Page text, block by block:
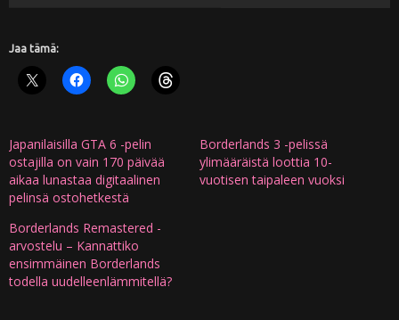
Jaa tämä:
Japanilaisilla GTA 6 -pelin
ostajilla on vain 170 päivää
aikaa lunastaa digitaalinen
pelinsä ostohetkestä
Borderlands 3 -pelissä
ylimääräistä loottia 10-
vuotisen taipaleen vuoksi
Borderlands Remastered -
arvostelu – Kannattiko
ensimmäinen Borderlands
todella uudelleenlämmitellä?